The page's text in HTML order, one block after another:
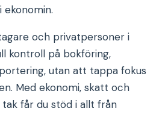
och privatpersoner i
kontroll på bokföring,
utan att tappa fokus
Med ekonomi, skatt och
får du stöd i allt från